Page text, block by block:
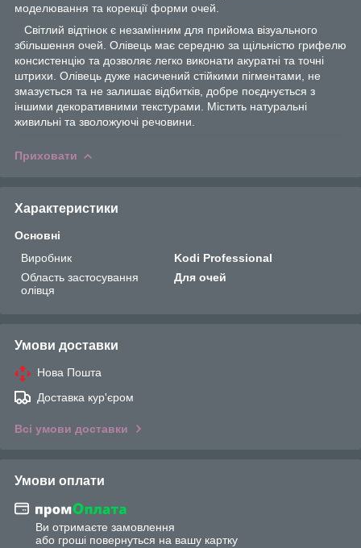
моделювання та корекції форми очей.
Світлий відтінок є незамінним для прийома візуального
збільшення очей. Олівець має середню за щільністю грифелю
консистенцію та дозволяє легко виконати акуратні та точні
штрихи. Олівець дуже насичений стійкими пігментами, не
змазується та не залишає відбитків, добре поєднується з
іншими декоративними текстурами. Містить натуральні
живильні та зволожуючі речовини.
Приховати
Характеристики
Основні
Виробник
Kodi Professional
Область застосування
олівця
Для очей
Умови доставки
Нова Пошта
Доставка кур'єром
Всі умови доставки
Умови оплати
Ви отримаєте замовлення
або гроші повернуться на вашу картку